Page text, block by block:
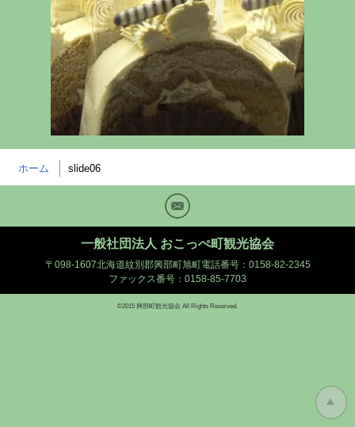
ホーム slide06
Mail
一般社団法人 おこっぺ町観光協会
〒098-1607北海道紋別郡興部町旭町電話番号：0158-82-2345
ファックス番号：0158-85-7703
©2015 興部町観光協会 All Rights Reserved.